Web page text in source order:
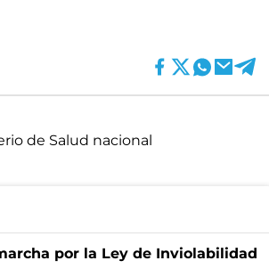
de Salud nacional
por la Ley de Inviolabilidad